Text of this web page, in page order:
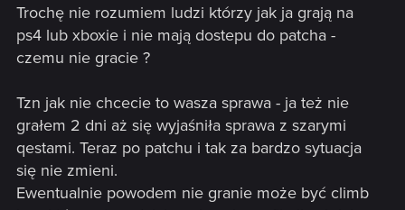
Trochę nie rozumiem ludzi którzy jak ja grają na
ps4 lub xboxie i nie mają dostepu do patcha -
czemu nie gracie ?
Tzn jak nie chcecie to wasza sprawa - ja też nie
grałem 2 dni aż się wyjaśniła sprawa z szarymi
qestami. Teraz po patchu i tak za bardzo sytuacja
się nie zmieni.
Ewentualnie powodem nie granie może być climb